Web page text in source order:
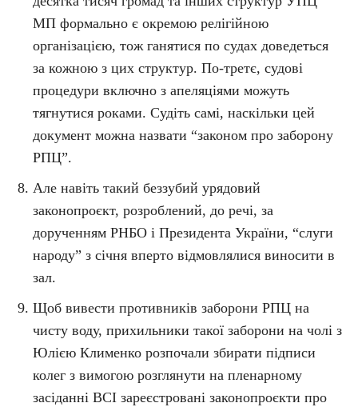
МП формально є окремою релігійною
організацією, тож ганятися по судах доведеться
за кожною з цих структур. По-третє, судові
процедури включно з апеляціями можуть
тягнутися роками. Судіть самі, наскільки цей
документ можна назвати “законом про заборону
РПЦ”.
Але навіть такий беззубий урядовий
законопроєкт, розроблений, до речі, за
дорученням РНБО і Президента України, “слуги
народу” з січня вперто відмовлялися виносити в
зал.
Щоб вивести противників заборони РПЦ на
чисту воду, прихильники такої заборони на чолі з
Юлією Клименко розпочали збирати підписи
колег з вимогою розглянути на пленарному
засіданні ВСІ зареєстровані законопроєкти про